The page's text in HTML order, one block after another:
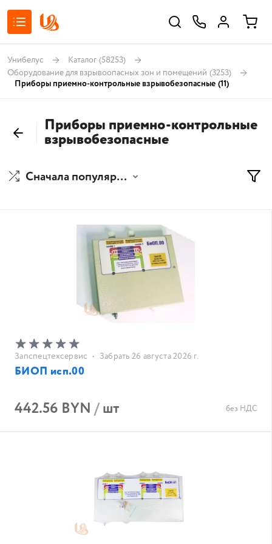
Унибелус Каталог (58253)
Оборудование для взрывоопасных зон и помещений (3253)
Приборы приемно-контрольные взрывобезопасные (11)
Приборы приемно-контрольные
взрывобезопасные
Сначала популярные
Запспецтехсервис • Забрать 26 августа 2026 г.
БИОП исп.00
442.56 BYN/шт без НДС